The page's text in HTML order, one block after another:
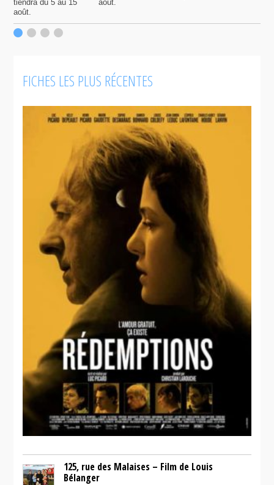
tiendra du 5 au 15
août.
août.
FICHES LES PLUS RÉCENTES
125, rue des Malaises – Film de Louis
Bélanger